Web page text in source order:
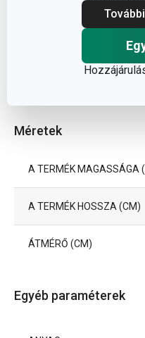
Méretek
A TERMÉK MAGASSÁGA
A TERMÉK HOSSZA (CM)
ÁTMÉRŐ (CM)
Egyéb paraméterek